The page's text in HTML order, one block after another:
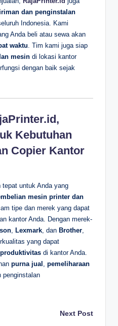
dan penginstalan
Indonesia. Kami
Anda beli atau sewa akan
waktu . Tim kami juga siap
mesin di lokasi kantor
dengan baik sejak
Kebutuhan
Copier Kantor
tepat untuk Anda yang
mesin printer dan
tipe dan merek yang dapat
kantor Anda. Dengan merek-
, Lexmark, dan Brother,
yang dapat
produktivitas di kantor Anda.
purna jual , pemeliharaan
penginstalan
Next Post